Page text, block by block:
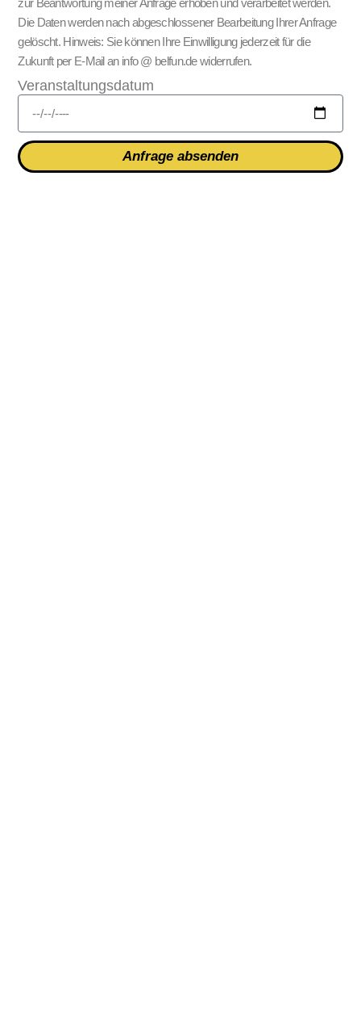
zur Beantwortung meiner Anfrage erhoben und verarbeitet werden.
Die Daten werden nach abgeschlossener Bearbeitung Ihrer Anfrage
gelöscht. Hinweis: Sie können Ihre Einwilligung jederzeit für die
Zukunft per E-Mail an info @ belfun.de widerrufen.
Veranstaltungsdatum
Anfrage absenden